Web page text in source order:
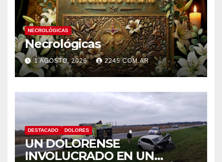
NECROLÓGICAS
Necrológicas
1 AGOSTO, 2026 2245.COM.AR
DESTACADO DOLORES
UN DOLORENSE
INVOLUCRADO EN UN